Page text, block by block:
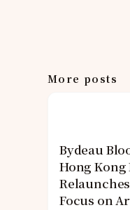
More posts
Bydeau
Hong
Focus on